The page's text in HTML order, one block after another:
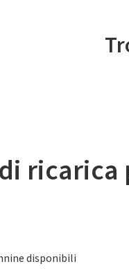
ricarica
disponibili